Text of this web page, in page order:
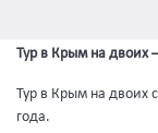
Тур в Крым на двоих
Тур в Крым на двоих
года.